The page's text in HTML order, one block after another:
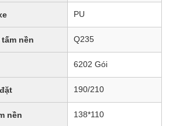
PU
nền Q235
6202 Gói
190/210
nền 138*110